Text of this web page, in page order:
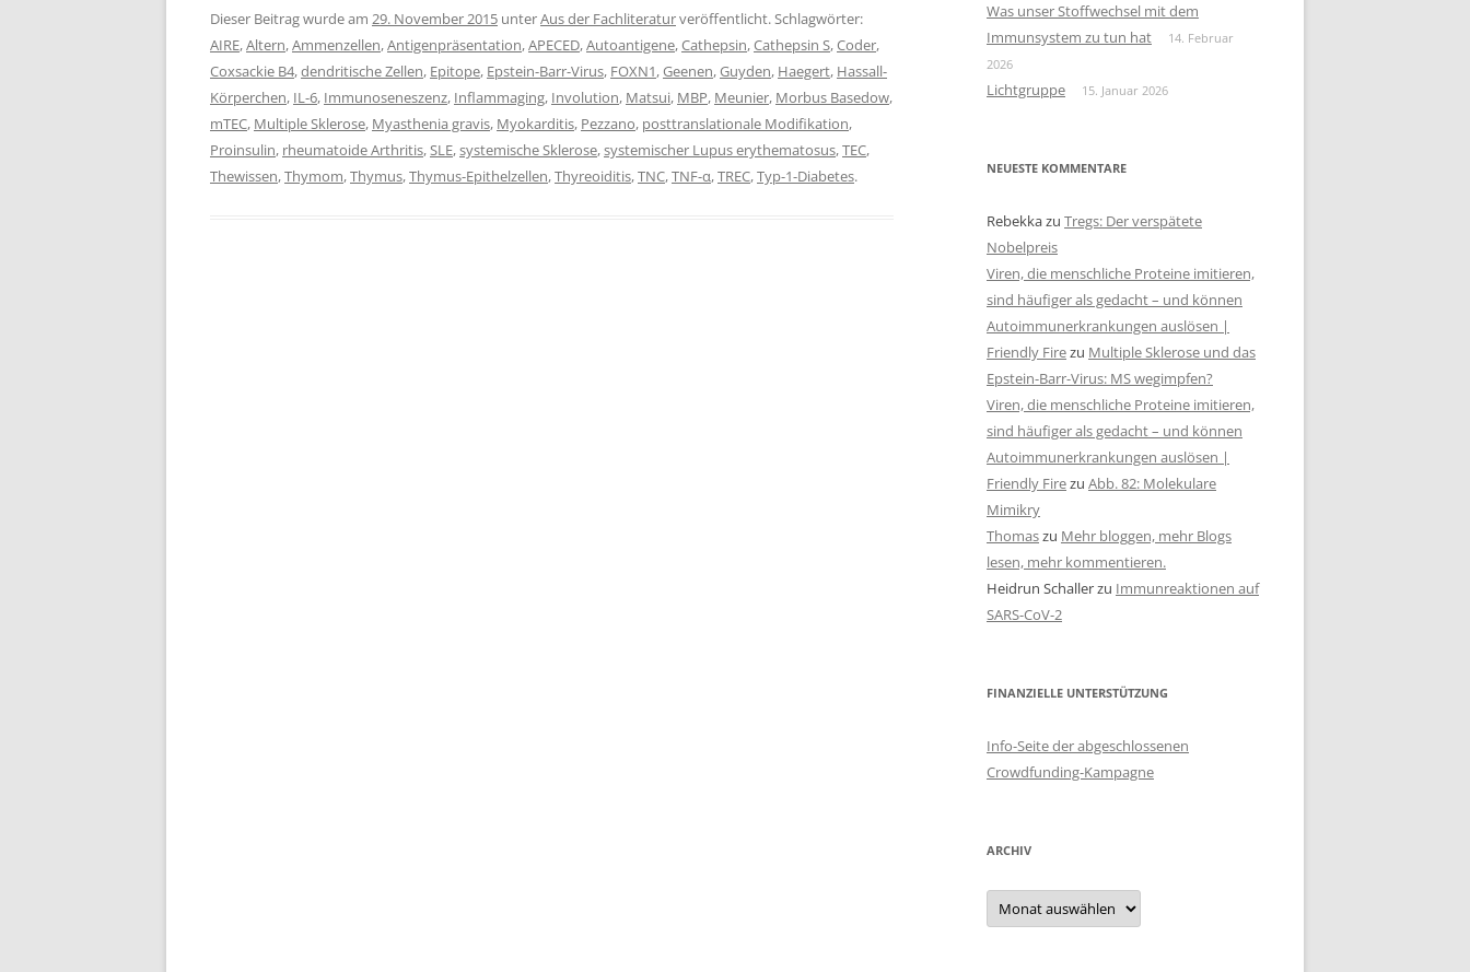
Dieser Beitrag wurde am 29. November 2015 unterAus der Fachliteraturveröffentlicht. Schlagwörter:
AIRE,Altern,Ammenzellen,Antigenpräsentation,APECED,Autoantigene,Cathepsin,Cathepsin S,Coder,
Coxsackie B4,dendritische Zellen, Epitope, Epstein-Barr-Virus, FOXN1,Geenen,Guyden, Haegert, Hassall-
Körperchen, IL-6, Immunoseneszenz, Inflammaging, Involution, Matsui, MBP, Meunier, Morbus Basedow,
mTEC, Multiple Sklerose, Myasthenia gravis, Myokarditis, Pezzano, posttranslationale Modifikation,
Proinsulin, rheumatoide Arthritis,SLE,systemische Sklerose,systemischer Lupus erythematosus,TEC,
Thewissen,Thymom,Thymus,Thymus-Epithelzellen,Thyreoiditis,TNC,TNF-α,TREC,Typ-1-Diabetes.
Was unser Stoffwechsel mit dem
Immunsystem zu tun hat
14. Februar
2026
Lichtgruppe 15. Januar 2026
NEUESTE KOMMENTARE
Rebekkazu Tregs: Der verspätete
Nobelpreis
Viren, die menschliche Proteine imitieren,
sind häufiger als gedacht – und können
Autoimmunerkrankungen auslösen |
Friendly Firezu Multiple Sklerose und das
Epstein-Barr-Virus: MS wegimpfen?
Viren, die menschliche Proteine imitieren,
sind häufiger als gedacht – und können
Autoimmunerkrankungen auslösen |
Friendly Firezu Abb. 82: Molekulare
Mimikry
Thomaszu Mehr bloggen, mehr Blogs
lesen, mehr kommentieren.
Heidrun Schallerzu Immunreaktionen auf
SARS-CoV-2
FINANZIELLE UNTERSTÜTZUNG
Info-Seite der abgeschlossenen
Crowdfunding-Kampagne
ARCHIV
Archiv